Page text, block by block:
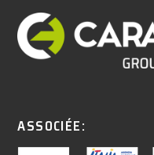
ASSOCIÉE: